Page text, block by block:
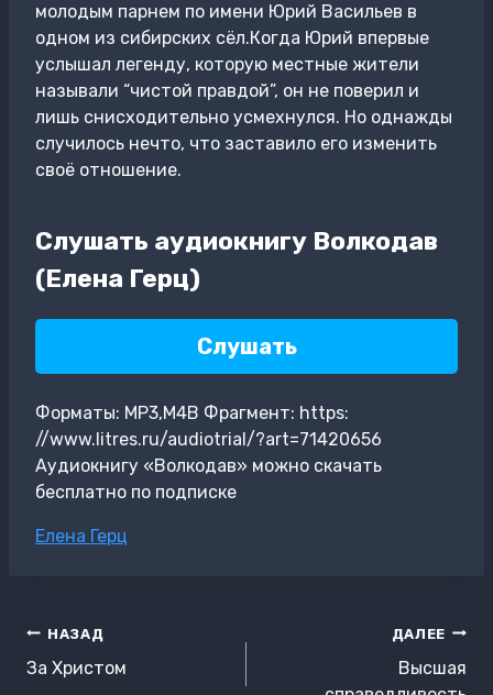
молодым парнем по имени Юрий Васильев в
одном из сибирских сёл.Когда Юрий впервые
услышал легенду, которую местные жители
называли “чистой правдой”, он не поверил и
лишь снисходительно усмехнулся. Но однажды
случилось нечто, что заставило его изменить
своё отношение.
Слушать аудиокнигу Волкодав
(Елена Герц)
Слушать
Форматы: MP3,M4B Фрагмент: https:
//www.litres.ru/audiotrial/?art=71420656
Аудиокнигу «Волкодав» можно скачать
бесплатно по подписке
Метки
Елена Герц
Навигация
по
НАЗАД
За Христом
ДАЛЕЕ
Высшая